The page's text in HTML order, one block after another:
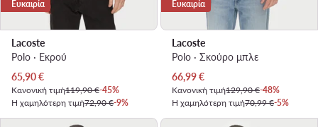
Ευκαιρία
Lacoste
Polo · Εκρού
Τρέχουσα τιμή
65,90€
Κανονική τιμή119,90 €-45%
Η χαμηλότερη τιμή72,90 €-9%
Ευκαιρία
Lacoste
Polo · Σκούρο μπλε
Τρέχουσα τιμή
66,99€
Κανονική τιμή129,90 €-48%
Η χαμηλότερη τιμή70,99 €-5%